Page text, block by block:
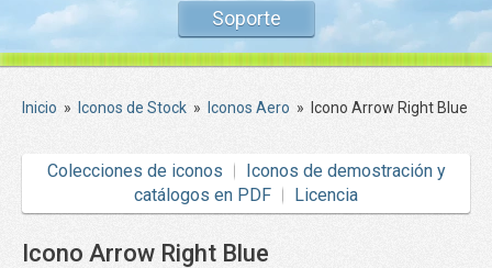
Soporte
Inicio » Iconos de Stock » Iconos Aero » Icono Arrow Right Blue
Colecciones de iconos
Iconos de demostración y
catálogos en PDF
Licencia
Icono Arrow Right Blue